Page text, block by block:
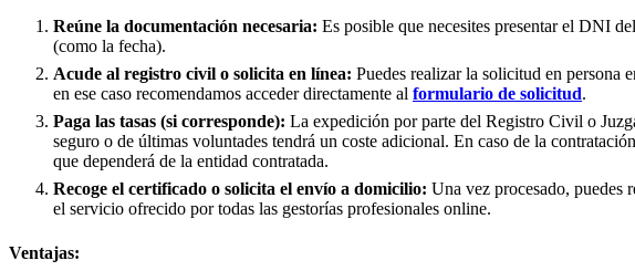
Reúne la documentación necesaria: Es posible que necesites presentar el DNI
(como la fecha).
Acude al registro civil o solicita en línea: Puedes realizar la solicitud en persona
en ese caso recomendamos acceder directamente al formulario de solicitud.
Paga las tasas (si corresponde): La expedición por parte del Registro Civil o
seguro o de últimas voluntades tendrá un coste adicional. En caso de la
que dependerá de la entidad contratada.
Recoge el certificado o solicita el envío a domicilio: Una vez procesado, puedes
el servicio ofrecido por todas las gestorías profesionales online.
Ventajas: